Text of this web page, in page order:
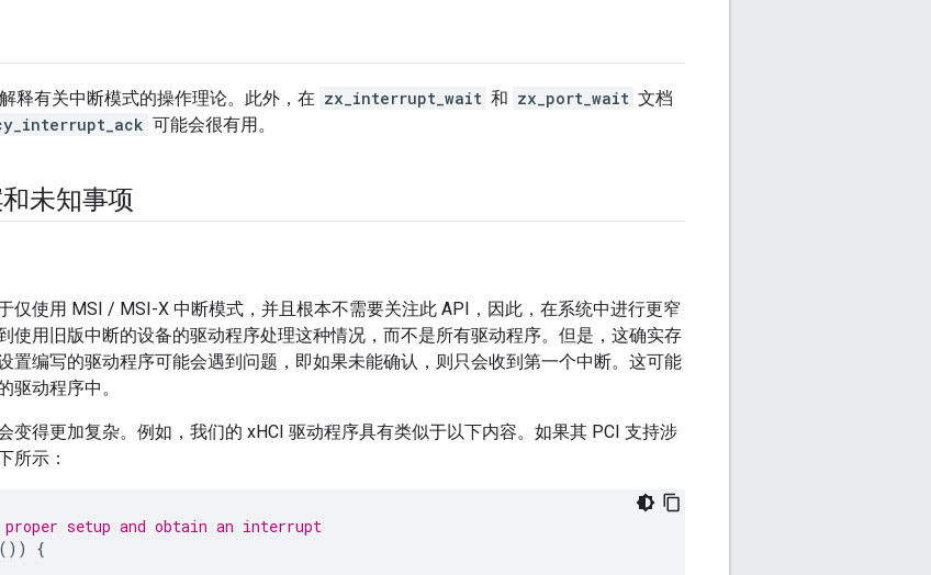
释有关中断模式的操作理论。此外，在 zx_interrupt_wait 和 zx_port_wait 文档
可能会很有用。
未知事项
仅使用 MSI / MSI-X 中断模式，并且根本不需要关注此 API，因此，在系统中进行更窄
使用旧版中断的设备的驱动程序处理这种情况，而不是所有驱动程序。但是，这确实存
置编写的驱动程序可能会遇到问题，即如果未能确认，则只会收到第一个中断。这可能
驱动程序中。
变得更加复杂。例如，我们的 xHCI 驱动程序具有类似于以下内容。如果其 PCI 支持涉
所示：
setup and obtain an interrupt
())
{